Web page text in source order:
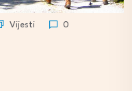
Vijesti 0